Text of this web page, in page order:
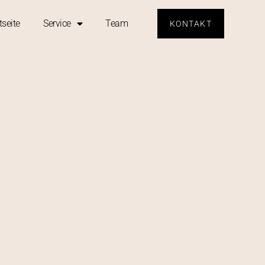
Service Team KONTAKT